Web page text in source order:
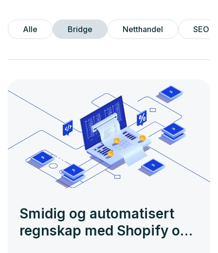
Alle Bridge Netthandel SEO
Smidig og automatisert
regnskap med Shopify og